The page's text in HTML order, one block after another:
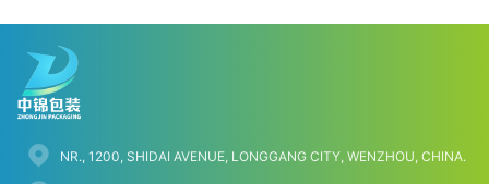
NR., 1200, SHIDAI AVENUE, LONGGANG CITY, WENZHOU, CHINA.